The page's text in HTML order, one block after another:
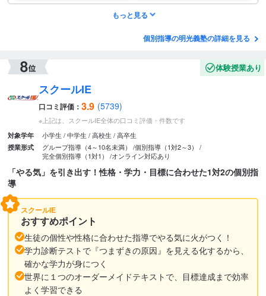
もっと見る
個別指導の明光義塾の詳細を見る
体験授業あり
スクールIE
口コミ評価： 3.9 (5739)
※上記は、スクールIE全体の口コミ評価・件数です
対象学年 小学生 中学生 高校生 高卒生
授業形式 グループ指導（4～10名未満）
個別指導（1対2～3）
完全個別指導（1対1）
オンライン対応あり
「やる気」を引き出す！性格・学力・目標に合わせた1対2の個別指
導
スクールIE
おすすめポイント
生徒の個性や性格に合わせた指導でやる気に火がつく！
学力診断テストで『つまずきの原因』を見える化するから、
確かな学力が身につく
世界に１つのオーダーメイドテキストで、目標達成まで効率
よく学習できる